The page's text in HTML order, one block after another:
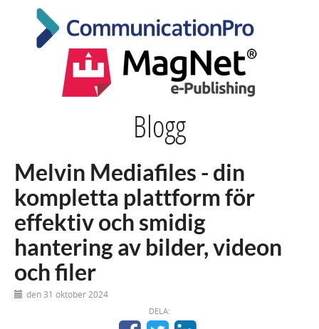
Blogg
Melvin Mediafiles - din
kompletta plattform för
effektiv och smidig
hantering av bilder, videon
och filer
den 31 oktober 2024
DELA: